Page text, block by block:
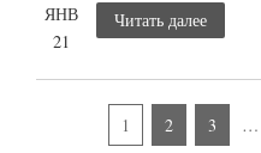
ЯНВ
21
Читать далее
1 2 3 …